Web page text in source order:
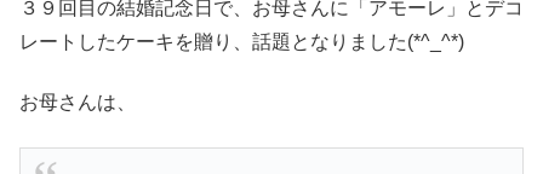
３９回目の結婚記念日で、お母さんに「アモーレ」とデコ
レートしたケーキを贈り、話題となりました(*^_^*)
お母さんは、